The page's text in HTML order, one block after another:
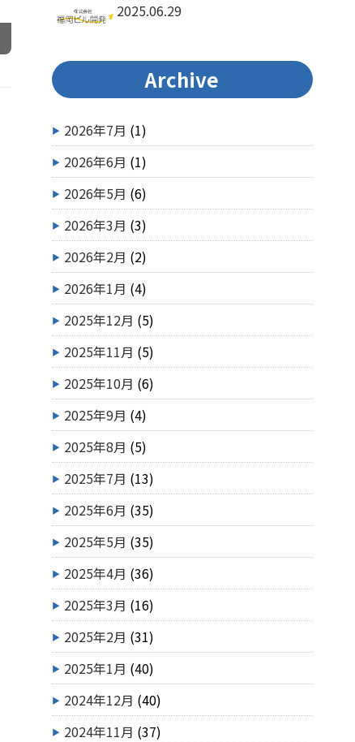
2025.06.29
Archive
2026年7月 (1)
2026年6月 (1)
2026年5月 (6)
2026年3月 (3)
2026年2月 (2)
2026年1月 (4)
2025年12月 (5)
2025年11月 (5)
2025年10月 (6)
2025年9月 (4)
2025年8月 (5)
2025年7月 (13)
2025年6月 (35)
2025年5月 (35)
2025年4月 (36)
2025年3月 (16)
2025年2月 (31)
2025年1月 (40)
2024年12月 (40)
2024年11月 (37)